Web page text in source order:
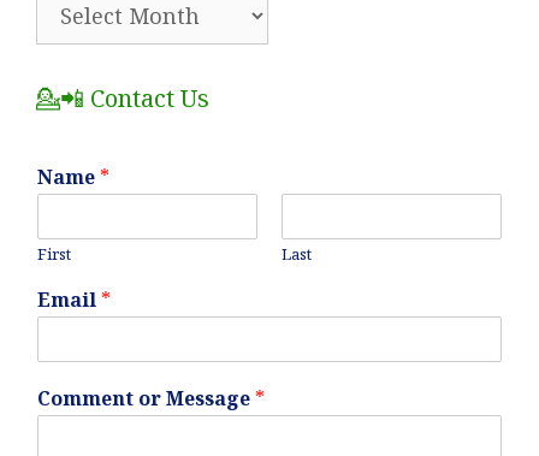
💁📲 Contact Us
Name *
First Last
Email *
Comment or Message *